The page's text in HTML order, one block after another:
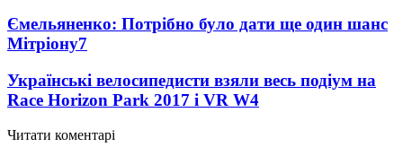
Ємельяненко: Потрібно було дати ще один шанс
Мітріону7
Українські велосипедисти взяли весь подіум на
Race Horizon Park 2017 і VR W4
Читати коментарі